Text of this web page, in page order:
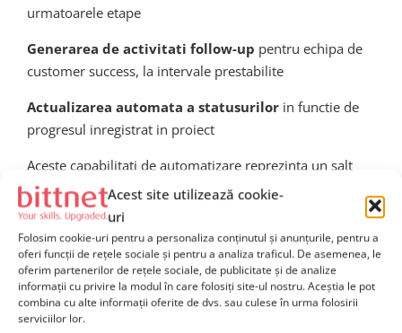
Acest site utilizează cookie-
uri
Folosim cookie-uri pentru a personaliza conținutul și anunțurile, pentru a
oferi funcții de rețele sociale și pentru a analiza traficul. De asemenea, le
oferim partenerilor de rețele sociale, de publicitate și de analize
informații cu privire la modul în care folosiți site-ul nostru. Aceștia le pot
combina cu alte informații oferite de dvs. sau culese în urma folosirii
serviciilor lor.
urmatoarele etape
Generarea de activitati follow-up pentru echipa de
customer success, la intervale prestabilite
Actualizarea automata a statusurilor in functie de
progresul inregistrat in proiect
Aceste capabilitati de automatizare reprezinta un salt
calitativ important fata de abordarea traditionala bazata
pe procese manuale si sunt deosebit de valoroase
pentru organizatiile care livreazaproiecte repetitive
sau standardizate, unde structura de livrare este
similara de la un client la altul. Prin eliminarea
activitatilor manuale repetitive, echipele de project
management pot aloca mai mult timp activitatilor cu